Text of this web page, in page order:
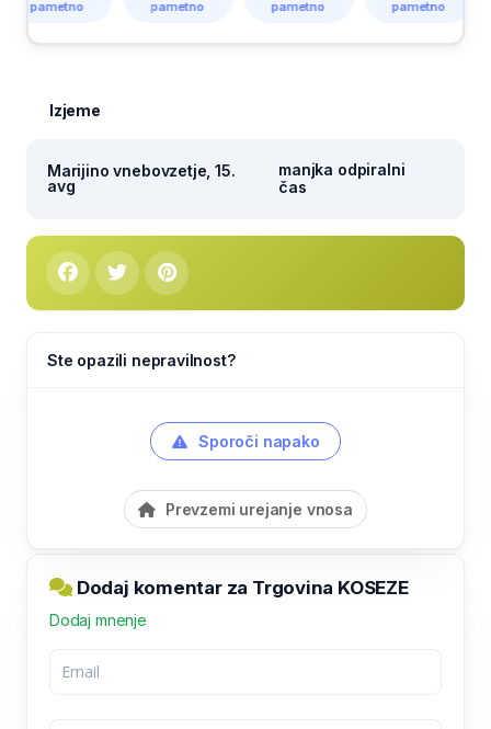
pametno pametno pametno
Izjeme
Marijino vnebovzetje, 15.
avg
manjka odpiralni
čas
Ste opazili nepravilnost?
Sporoči napako
Prevzemi urejanje vnosa
Dodaj komentar za Trgovina KOSEZE
Dodaj mnenje